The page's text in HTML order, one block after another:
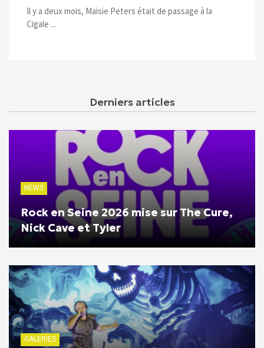
Il y a deux mois, Maisie Peters était de passage à la
Cigale ...
Derniers articles
NEWS
Rock en Seine 2026 mise sur The Cure,
Nick Cave et Tyler
GALERIES